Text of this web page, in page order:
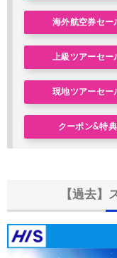
04/22 JAL) 海外航空
HIS) 海外航空
Trip.com) ベト
04/20 Trip.com) ホテ
Trip.com) 海
04/14
海外航空券セー
上級ツアーセー
現地ツアーセー
クーポン&特典
【過去】